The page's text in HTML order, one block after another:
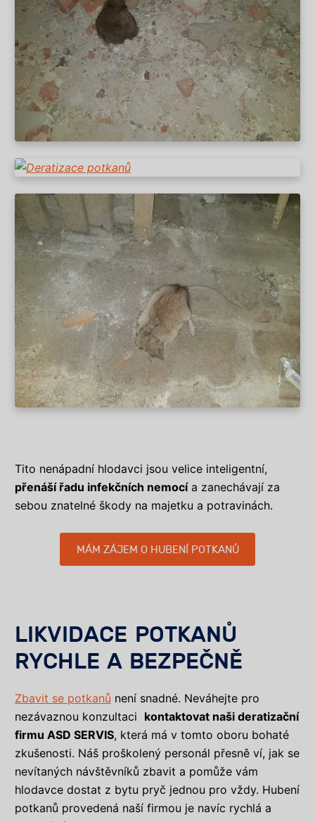
Tito nenápadní hlodavci jsou velice inteligentní,
přenáší řadu infekčních nemocía zanechávají za
sebou znatelné škody na majetku a potravinách.
MÁM ZÁJEM O HUBENÍ POTKANŮ
LIKVIDACE POTKANŮ
RYCHLE A BEZPEČNĚ
Zbavit se potkanů není snadné. Neváhejte pro
nezávaznou konzultaci kontaktovat naši deratizační
firmu ASD SERVIS, která má v tomto oboru bohaté
zkušenosti. Náš proškolený personál přesně ví, jak se
nevítaných návštěvníků zbavit a pomůže vám
hlodavce dostat z bytu pryč jednou pro vždy. Hubení
potkanů provedená naší firmou je navíc rychlá a